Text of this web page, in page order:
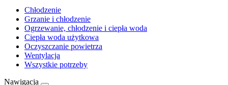
Chłodzenie
Grzanie i chłodzenie
Ogrzewanie, chłodzenie i ciepła woda
Ciepła woda użytkowa
Oczyszczanie powietrza
Wentylacja
Wszystkie potrzeby
Nawigacja